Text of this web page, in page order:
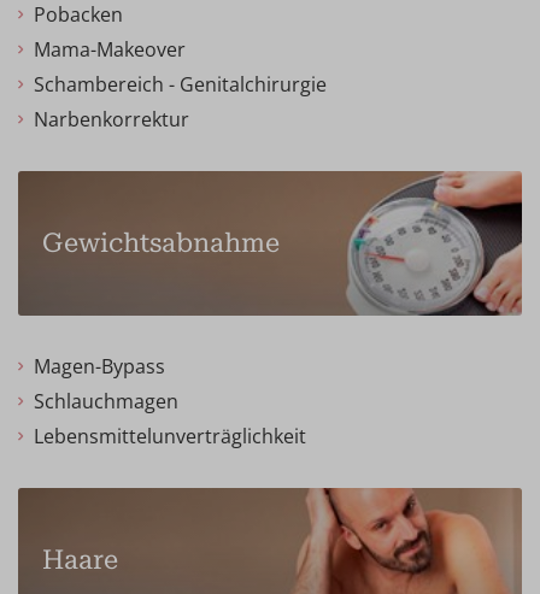
Pobacken
Mama-Makeover
Schambereich - Genitalchirurgie
Narbenkorrektur
Gewichtsabnahme
Magen-Bypass
Schlauchmagen
Lebensmittelunverträglichkeit
Haare